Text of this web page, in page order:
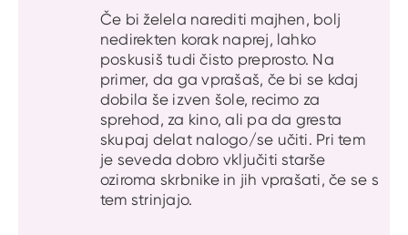
Če bi želela narediti majhen, bolj
nedirekten korak naprej, lahko
poskusiš tudi čisto preprosto. Na
primer, da ga vprašaš, če bi se kdaj
dobila še izven šole, recimo za
sprehod, za kino, ali pa da gresta
skupaj delat nalogo/se učiti. Pri tem
je seveda dobro vključiti starše
oziroma skrbnike in jih vprašati, če se s
tem strinjajo.